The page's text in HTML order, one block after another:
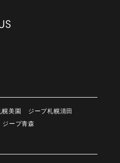
幌美園
ジープ札幌清田
ジープ青森